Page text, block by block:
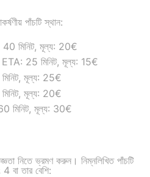
পাঁচটি স্থান:
40 মিনিট, মূল্য: 20€
ETA: 25 মিনিট, মূল্য: 15€
মূল্য: 25€
মূল্য: 20€
মিনিট, মূল্য: 30€
নিতে ভ্রমণ করুন। নিম্নলিখিত পাঁচটি
4 বা তার বেশি: